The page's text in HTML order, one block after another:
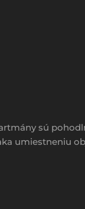
sú
umiestneniu